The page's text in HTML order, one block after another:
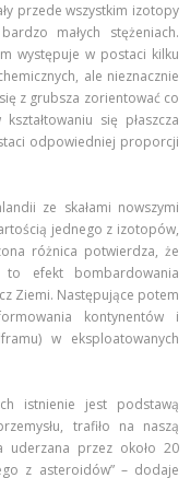
przede wszystkim izotopy
małych stężeniach.
występuje w postaci kilku
ale nieznacznie
z grubsza zorientować co
się płaszcza
odpowiedniej proporcji
ze skałami nowszymi
jednego z izotopów,
różnica potwierdza, że
to efekt bombardowania
Ziemi. Następujące potem
kontynentów i
w eksploatowanych
istnienie jest podstawą
trafiło na naszą
uderzana przez około 20
z asteroidów” – dodaje